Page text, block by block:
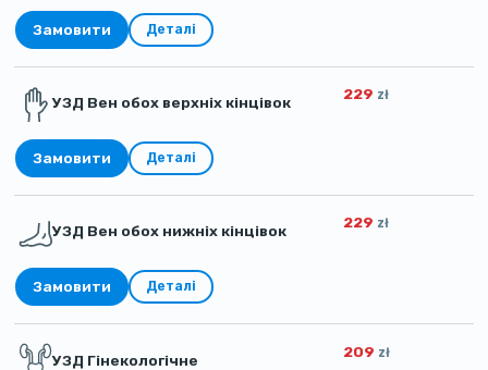
Замовити Деталі
УЗД Вен обох верхніх кінцівок 229 zł
Замовити Деталі
УЗД Вен обох нижніх кінцівок 229 zł
Замовити Деталі
УЗД Гінекологічне 209 zł